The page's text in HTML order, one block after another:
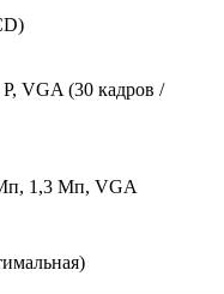
VGA (30 кадров /
1,3 Мп, VGA